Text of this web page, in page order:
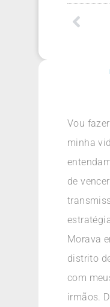
Vou
minha
de
Morava
distrito
com
irmãos.